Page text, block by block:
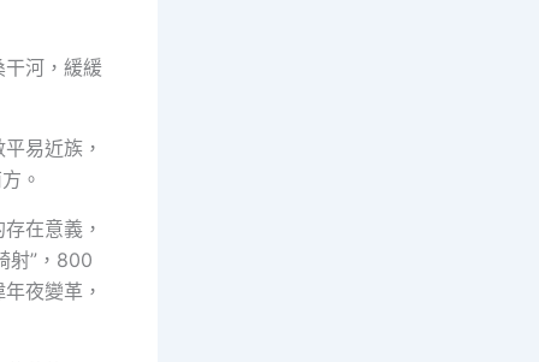
干河，緩緩
易近族，
。
在意義，
射”，800
夜變革，